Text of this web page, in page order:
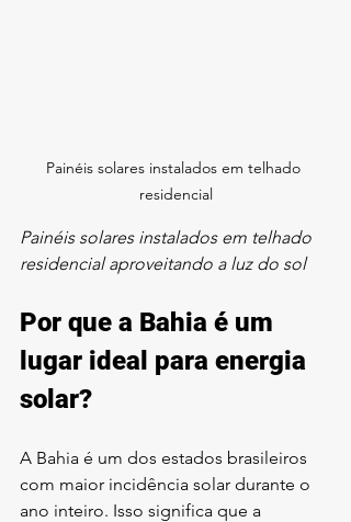
Painéis solares instalados em telhado
residencial
Painéis solares instalados em telhado
residencial aproveitando a luz do sol
Por que a Bahia é um
lugar ideal para energia
solar?
A Bahia é um dos estados brasileiros
com maior incidência solar durante o
ano inteiro. Isso significa que a